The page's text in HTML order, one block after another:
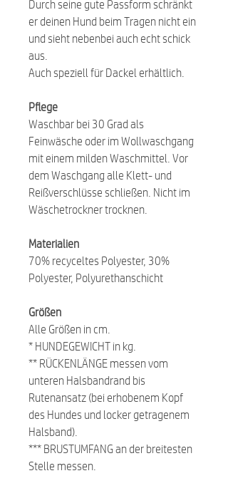
Durch seine gute Passform schränkt
er deinen Hund beim Tragen nicht ein
und sieht nebenbei auch echt schick
aus.
Auch speziell für Dackel erhältlich.
Pflege
Waschbar bei 30 Grad als
Feinwäsche oder im Wollwaschgang
mit einem milden Waschmittel. Vor
dem Waschgang alle Klett- und
Reißverschlüsse schließen. Nicht im
Wäschetrockner trocknen.
Materialien
70% recyceltes Polyester, 30%
Polyester, Polyurethanschicht
Größen
Alle Größen in cm.
* HUNDEGEWICHT in kg.
** RÜCKENLÄNGE messen vom
unteren Halsbandrand bis
Rutenansatz (bei erhobenem Kopf
des Hundes und locker getragenem
Halsband).
*** BRUSTUMFANG an der breitesten
Stelle messen.